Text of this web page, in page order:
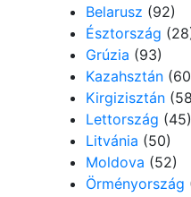
Belarusz (92)
Észtország
Grúzia (93)
Kazahsztán
Kirgizisztán
Lettország (45)
Litvánia (50)
Moldova (52)
Örményország